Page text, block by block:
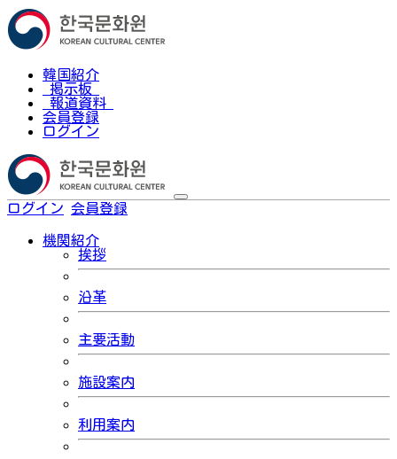
韓国紹介
掲示板
報道資料
会員登録
ログイン
ログイン 会員登録
機関紹介
挨拶
沿革
主要活動
施設案内
利用案内